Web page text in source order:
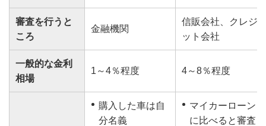
審査を行うと
ころ
金融機関
信販会社、クレジ
ット会社
一般的な金利
相場
1～4％程度 4～8％程度
購入した車は自
分名義
マイカーローン
に比べると審査